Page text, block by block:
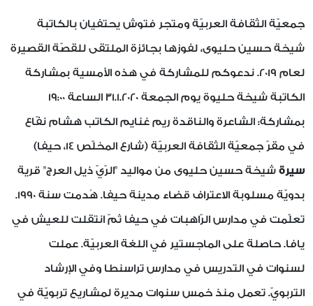
جمعيّة الثقافة العربيّة ومتجر فتوش يحتفيان بالكاتبة
شيخة حسين حليوى، لفوزها بجائزة الملتقى للقصّة القصيرة
لعام 2019. ندعوكم للمشاركة في هذه الأمسية بمشاركة
الكاتبة شيخة حليوة يوم الجمعة 31.1.2020 الساعة 19:00
بمشاركة: الشاعرة والناقدة ريم غنايم الكاتب هشام نفّاع
في مقرّ جمعيّة الثقافة العربيّة (شارع المخلّص 14، حيفا)
سيرة شيخة حسين حليوى من مواليد "الرّيّ ذيل العرج" قرية
بدويّة مسلوبة الاعتراف قضاء مدينة حيفا. هُدمت سنة 1990.
تعلّمت في مدارس الرّاهبات في حيفا ثمّ انتقلت للعيش في
يافا. حاصلة على الماجستير في اللغة العربيّة. عملت
لسنوات في التدريس في مدارس تراسنطا وفي الإرشاد
التربويّ. تعمل منذ خمس سنوات مديرة لمشاريع تربويّة في